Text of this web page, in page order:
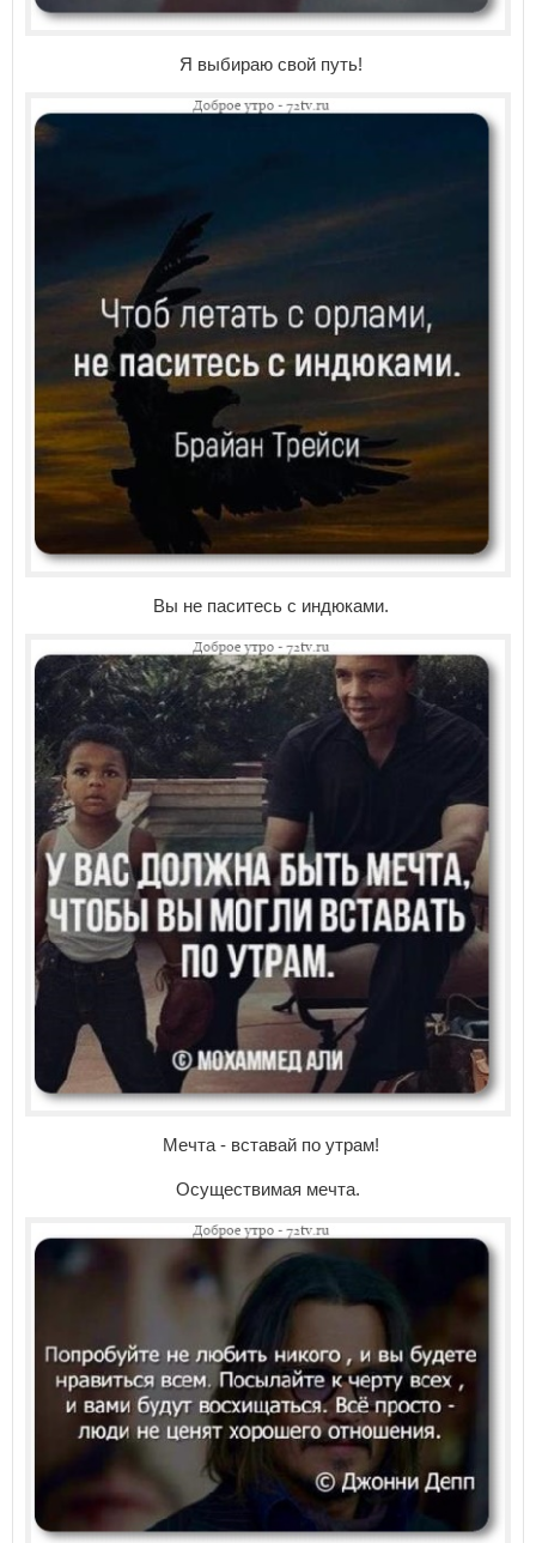
Я выбираю свой путь!
Вы не паситесь с индюками.
Мечта - вставай по утрам!
Осуществимая мечта.